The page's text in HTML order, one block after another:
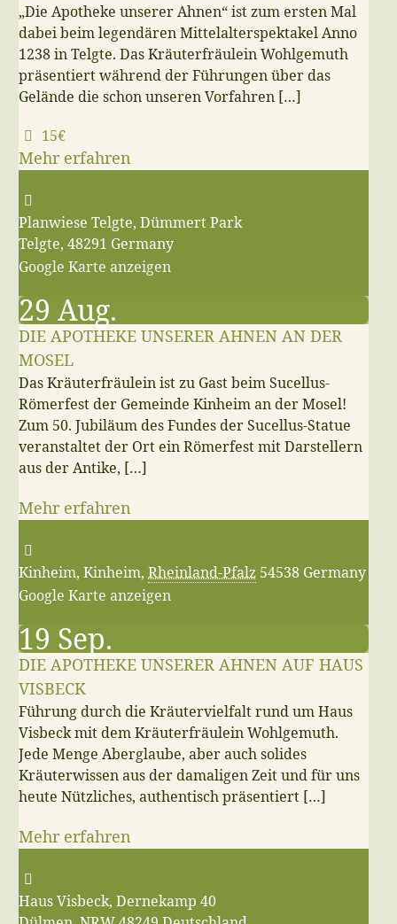
„Die Apotheke unserer Ahnen“ ist zum ersten Mal
dabei beim legendären Mittelalterspektakel Anno
1238 in Telgte. Das Kräuterfräulein Wohlgemuth
präsentiert während der Führungen über das
Gelände die schon unseren Vorfahren […]
15€
Mehr erfahren
Planwiese Telgte, Dümmert Park
Telgte, 48291 Germany
Google Karte anzeigen
29 Aug.
DIE APOTHEKE UNSERER AHNEN AN DER
MOSEL
Das Kräuterfräulein ist zu Gast beim Sucellus-
Römerfest der Gemeinde Kinheim an der Mosel!
Zum 50. Jubiläum des Fundes der Sucellus-Statue
veranstaltet der Ort ein Römerfest mit Darstellern
aus der Antike, […]
Mehr erfahren
Kinheim, Kinheim, Rheinland-Pfalz 54538 Germany
Google Karte anzeigen
19 Sep.
DIE APOTHEKE UNSERER AHNEN AUF HAUS
VISBECK
Führung durch die Kräutervielfalt rund um Haus
Visbeck mit dem Kräuterfräulein Wohlgemuth.
Jede Menge Aberglaube, aber auch solides
Kräuterwissen aus der damaligen Zeit und für uns
heute Nützliches, authentisch präsentiert […]
Mehr erfahren
Haus Visbeck, Dernekamp 40